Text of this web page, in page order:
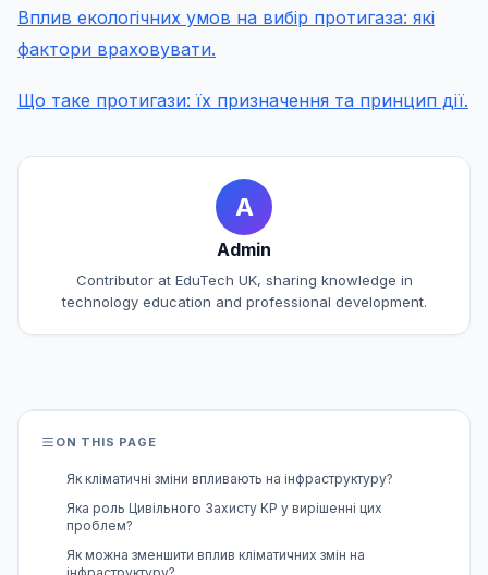
Вплив екологічних умов на вибір протигаза: які
фактори враховувати.
Що таке протигази: їх призначення та принцип дії.
A
Admin
Contributor at EduTech UK, sharing knowledge in
technology education and professional development.
ON THIS PAGE
Як кліматичні зміни впливають на інфраструктуру?
Яка роль Цивільного Захисту КР у вирішенні цих
проблем?
Як можна зменшити вплив кліматичних змін на